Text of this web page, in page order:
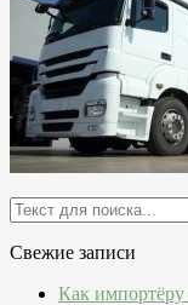
Свежие записи
Как импортёру